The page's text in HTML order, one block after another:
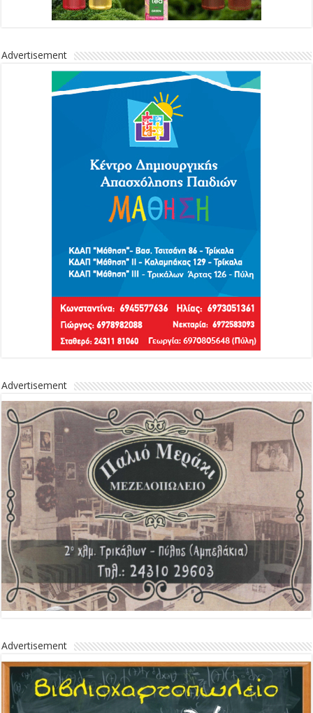
Advertisement
Advertisement
Advertisement